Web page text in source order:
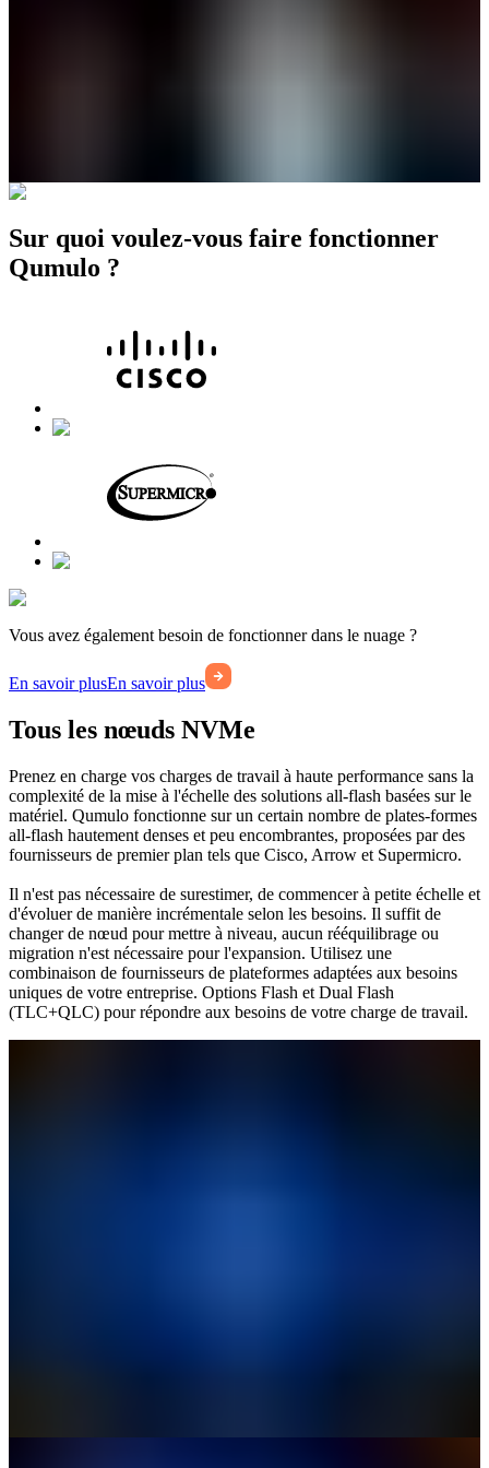
Sur quoi voulez-vous faire fonctionner
Qumulo ?
Vous avez également besoin de fonctionner dans le nuage ?
En savoir plusEn savoir plus
Tous les nœuds NVMe
Prenez en charge vos charges de travail à haute performance sans la
complexité de la mise à l'échelle des solutions all-flash basées sur le
matériel. Qumulo fonctionne sur un certain nombre de plates-formes
all-flash hautement denses et peu encombrantes, proposées par des
fournisseurs de premier plan tels que Cisco, Arrow et Supermicro.
Il n'est pas nécessaire de surestimer, de commencer à petite échelle et
d'évoluer de manière incrémentale selon les besoins. Il suffit de
changer de nœud pour mettre à niveau, aucun rééquilibrage ou
migration n'est nécessaire pour l'expansion. Utilisez une
combinaison de fournisseurs de plateformes adaptées aux besoins
uniques de votre entreprise. Options Flash et Dual Flash
(TLC+QLC) pour répondre aux besoins de votre charge de travail.